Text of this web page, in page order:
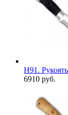
Н91.
6910 руб.